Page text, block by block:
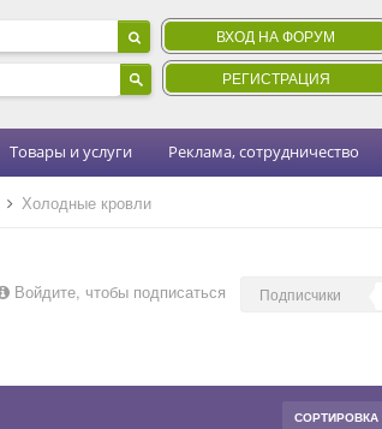
ВХОД НА ФОРУМ
РЕГИСТРАЦИЯ
Товары и услуги Реклама, сотрудничество
Холодные кровли
Войдите, чтобы подписаться Подписчики
СОРТИРОВКА